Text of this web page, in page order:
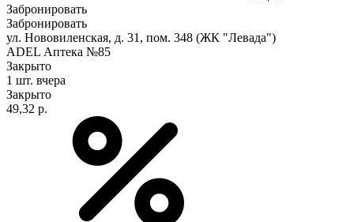
Забронировать
Забронировать
ул. Нововиленская, д. 31, пом. 348 (ЖК "Левада")
ADEL Аптека №85
Закрыто
1 шт. вчера
Закрыто
49,32 р.